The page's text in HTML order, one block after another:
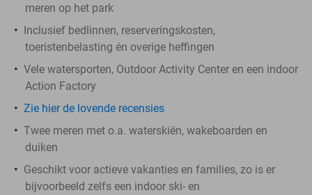
meren op het park
Inclusief bedlinnen, reserveringskosten,
toeristenbelasting én overige heffingen
Vele watersporten, Outdoor Activity Center en een indoor
Action Factory
Zie hier de lovende recensies
Twee meren met o.a. waterskiën, wakeboarden en
duiken
Geschikt voor actieve vakanties en families, zo is er
bijvoorbeeld zelfs een indoor ski- en